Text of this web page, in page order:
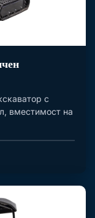
с
вместимост на